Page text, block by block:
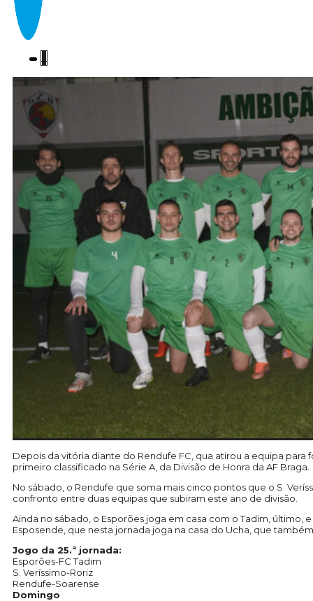
Depois da vitória diante do Rendufe FC, qua atirou a equipa
primeiro classificado na Série A, da Divisão de Honra da AF Braga.
No sábado, o Rendufe que soma mais cinco pontos que o S.
confronto entre duas equipas que subiram este ano de divisão.
Ainda no sábado, o Esporões joga em casa com o Tadim,
Esposende, que nesta jornada joga na casa do Ucha, que
Jogo da 25.ª jornada:
Esporões-FC Tadim
S. Veríssimo-Roriz
Rendufe-Soarense
Domingo